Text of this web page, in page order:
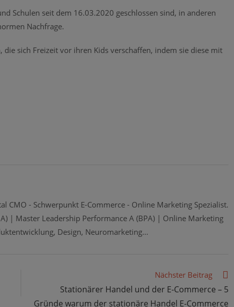
Schulen seit dem 16.03.2020 geschlossen sind, in anderen
Nachfrage.
sich Freizeit vor ihren Kids verschaffen, indem sie diese mit
CMO - Schwerpunkt E-Commerce - Online Marketing Spezialist.
| Master Leadership Performance A (BPA) | Online Marketing
Design, Neuromarketing...
Nächster Beitrag
Stationärer Handel und der E-Commerce – 5
Gründe warum der stationäre Handel E-Commerce